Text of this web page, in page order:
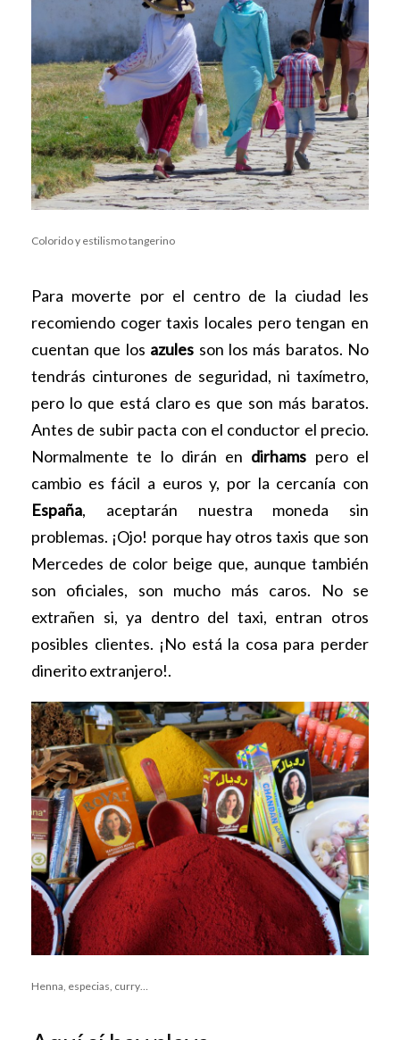
Colorido y estilismo tangerino
Para moverte por el centro de la ciudad les
recomiendo coger taxis locales pero tengan en
cuentan que los azules son los más baratos. No
tendrás cinturones de seguridad, ni taxímetro,
pero lo que está claro es que son más baratos.
Antes de subir pacta con el conductor el precio.
Normalmente te lo dirán en dirhams pero el
cambio es fácil a euros y, por la cercanía con
España, aceptarán nuestra moneda sin
problemas. ¡Ojo! porque hay otros taxis que son
Mercedes de color beige que, aunque también
son oficiales, son mucho más caros. No se
extrañen si, ya dentro del taxi, entran otros
posibles clientes. ¡No está la cosa para perder
dinerito extranjero!.
Henna, especias, curry…